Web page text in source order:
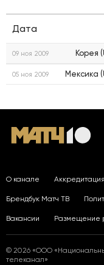
Дата
09 ноя 2009 Корея
05 ноя 2009 Мексика
О канале
Брендбук Матч ТВ
Вакансии Размещение
© 2026 «ООО
телеканал»